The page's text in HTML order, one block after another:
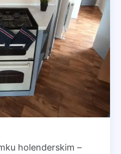
holenderskim –